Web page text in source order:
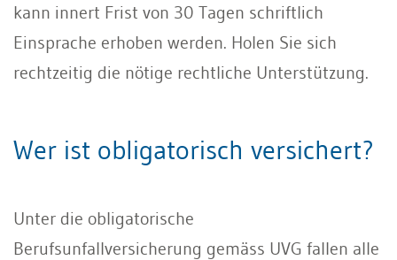
kann innert Frist von 30 Tagen schriftlich
Einsprache erhoben werden. Holen Sie sich
rechtzeitig die nötige rechtliche Unterstützung.
Wer ist obligatorisch versichert?
Unter die obligatorische
Berufsunfallversicherung gemäss UVG fallen alle